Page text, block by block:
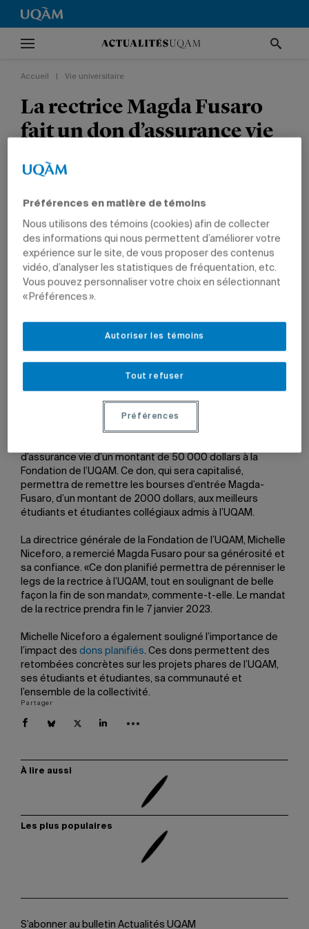
Accueil Vie universitaire
La rectrice Magda Fusaro
fait un don d’assurance vie
de 50 000 $
d’entrée aux meilleurs étudiants et étudiantes
collégiaux admis à l’UQAM.
VIE UNIVERSITAIRE FONDATION DE L'UQAM DIRECTION
20 décembre 2022 à 14 h 01
d’assurance vie d’un montant de 50 000 dollars à la
Fondation de l’UQAM. Ce don, qui sera capitalisé,
permettra de remettre les bourses d’entrée Magda-
Fusaro, d’un montant de 2000 dollars, aux meilleurs
étudiants et étudiantes collégiaux admis à l’UQAM.
La directrice générale de la Fondation de l’UQAM, Michelle
Niceforo, a remercié Magda Fusaro pour sa générosité et
sa confiance. «Ce don planifié permettra de pérenniser le
legs de la rectrice à l’UQAM, tout en soulignant de belle
façon la fin de son mandat», commente-t-elle. Le mandat
de la rectrice prendra fin le 7 janvier 2023.
Michelle Niceforo a également souligné l’importance de
l’impact des dons planifiés. Ces dons permettent des
retombées concrètes sur les projets phares de l’UQAM,
ses étudiants et étudiantes, sa communauté et
l’ensemble de la collectivité.
Partager
À lire aussi
Les plus populaires
S’abonner au bulletin Actualités UQAM
Préférences en matière de témoins
Nous utilisons des témoins (cookies) afin de collecter
des informations qui nous permettent d’améliorer votre
expérience sur le site, de vous proposer des contenus
vidéo, d’analyser les statistiques de fréquentation, etc.
Vous pouvez personnaliser votre choix en sélectionnant
« Préférences ».
Tout refuser
Autoriser les témoins
Préférences